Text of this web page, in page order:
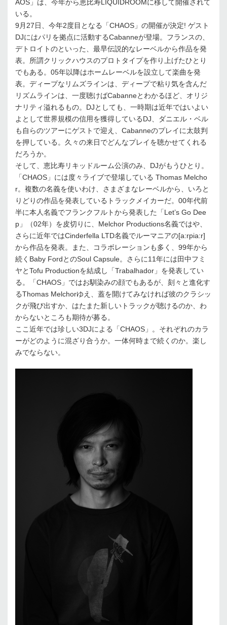
AOS」は、今年から恵比寿LIQUIDROOMに移して開催されて
いる。
9月27日、今年2度目となる「CHAOS」の開催が決定! ゲスト
DJにはパリを拠点に活動するCabanneが登場。フランスの、
デトロイトのといった、最早伝説的なレーベルから作品を発
表。所謂クリックハウスのプロトタイプを作り上げたひとり
でもある。05年以降はホームレーベルを設立して楽曲を発
表。ディープなリムズラインは、ディープで粘り気を含んだ
リズムラインは、一度聴けばCabanneとわかるほど、オリジ
ナリティ溢れるもの。DJとしても、一時期は近年ではいよい
よとして世界規模の信用を獲得しているDJ、ダニエル・ベル
も自らのツアーにゲストで迎え、Cabanneのプレイに太鼓判
を押している。久々の来日でどんなプレイを聴かせてくれる
だろうか。
そして、恵比寿リキッドルーム公演のみ、DJがもうひとり。
「CHAOS」には度々ライブで登場している Thomas Melcho
r。複数の名義を使いわけ、さまざまなレーベルから、いろと
りどりの作品を発表しているトラックメイカーだ。00年代前
半に本人名義でフランクフルトから発表した「Let’s Go Dee
p」（02年）を皮切りに、Melchor Productions名義ではや、
さらに近年ではCinderfella LTD名義でルーマニアの[a:rpia:r]
から作品を発表。また、コラボレーションも多く、99年から
続くBaby FordとのSoul Capsule。さらに11年には田中フミ
ヤとTofu Productionを結成し「Trabalhador」を発表してい
る。「CHAOS」ではお馴染みの顔でもあるが、刻々と進化す
るThomas Melchorゆえ、蓋を開けてみなければ彼のクラシッ
クが飛び出すか、はたまた新しいトラックが聴けるのか、わ
からないところも期待が募る。
ここ近年では珍しい3DJによる「CHAOS」。それぞれのカラ
ーがどのように混ざり合うか。一体何時まで続くのか。楽し
みでならない。